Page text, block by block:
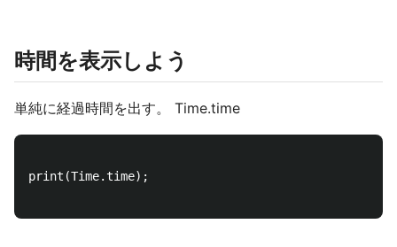
時間を表示しよう
単純に経過時間を出す。 Time.time
print(Time.time);